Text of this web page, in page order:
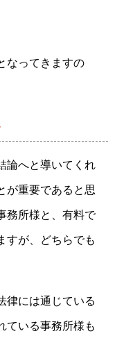
なってきますの
論へと導いてくれ
が重要であると思
務所様と、有料で
すが、どちらでも
律には通じている
ている事務所様も